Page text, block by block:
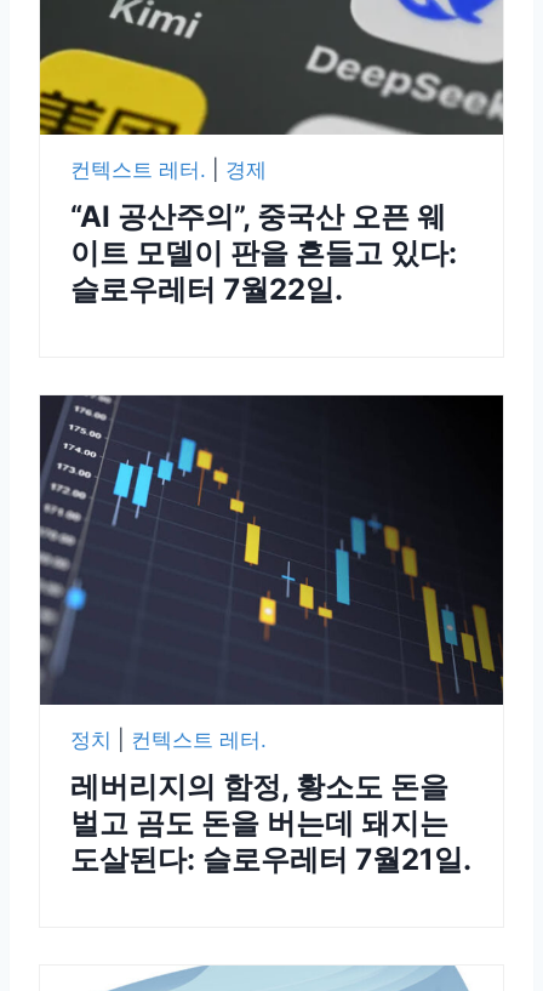
컨텍스트 레터. 경제
“AI 공산주의”, 중국산 오픈 웨
이트 모델이 판을 흔들고 있다:
슬로우레터 7월22일.
정치 컨텍스트 레터.
레버리지의 함정, 황소도 돈을
벌고 곰도 돈을 버는데 돼지는
도살된다: 슬로우레터 7월21일.